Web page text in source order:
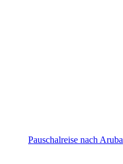
Pauschalreise nach Aruba